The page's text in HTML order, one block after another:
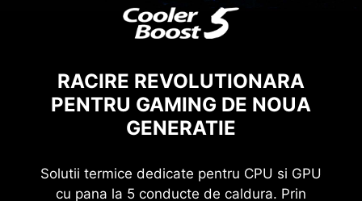
RACIRE REVOLUTIONARA
PENTRU GAMING DE NOUA
Solutii termice dedicate pentru CPU si GPU
cu pana la 5 conducte de caldura. Prin
caldura si prin utilizarea pastei termice
exclusive de la MSI, este asigurata